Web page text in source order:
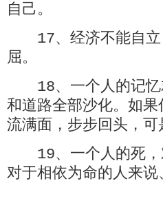
自己。
17、经济不能自立
屈。
18、一个人的记忆
和道路全部沙化。如
流满面，步步回头，可
19、一个人的死，
对于相依为命的人来